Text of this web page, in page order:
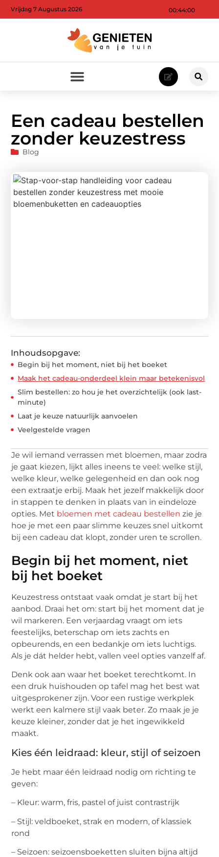
00:44:01
Vrijdag 7 Augustus 2026
Een cadeau bestellen
zonder keuzestress
Blog
Inhoudsopgave:
Begin bij het moment, niet bij het boeket
Maak het cadeau-onderdeel klein maar betekenisvol
Slim bestellen: zo hou je het overzichtelijk (ook last-
minute)
Laat je keuze natuurlijk aanvoelen
Veelgestelde vragen
Je wil iemand verrassen met bloemen, maar zodra
je gaat kiezen, lijkt alles ineens te veel: welke stijl,
welke kleur, welke gelegenheid en dan ook nog
een extraatje erbij. Maak het jezelf makkelijk door
in stappen te denken in plaats van in eindeloze
opties. Met bloemen met cadeau bestellen zie je
hoe je met een paar slimme keuzes snel uitkomt
bij een cadeau dat klopt, zonder uren te scrollen.
Begin bij het moment, niet
bij het boeket
Keuzestress ontstaat vaak omdat je start bij het
aanbod. Draai het om: start bij het moment dat je
wil markeren. Een verjaardag vraagt om iets
feestelijks, beterschap om iets zachts en
opbeurends, en een bedankje om iets luchtigs.
Als je dát helder hebt, vallen veel opties vanzelf af.
Denk ook aan waar het boeket terechtkomt. In
een druk huishouden op tafel mag het best wat
uitgesprokener zijn. Voor een rustige werkplek
werkt een kalmere stijl vaak beter. Zo maak je je
keuze kleiner, zonder dat je het ingewikkeld
maakt.
Kies één leidraad: kleur, stijl of seizoen
Je hebt maar één leidraad nodig om richting te
geven:
– Kleur: warm, fris, pastel of juist contrastrijk
– Stijl: veldboeket, strak en modern, of klassiek
rond
– Seizoen: seizoensboeketten sluiten bijna altijd